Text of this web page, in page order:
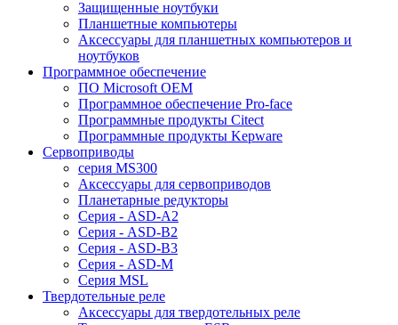
Защищенные ноутбуки
Планшетные компьютеры
Аксессуары для планшетных компьютеров и
ноутбуков
Программное обеспечение
ПО Microsoft OEM
Программное обеспечение Pro-face
Программные продукты Citect
Программные продукты Kepware
Сервоприводы
серия MS300
Аксессуары для сервоприводов
Планетарные редукторы
Серия - ASD-A2
Серия - ASD-B2
Серия - ASD-B3
Серия - ASD-M
Серия MSL
Твердотельные реле
Аксессуары для твердотельных реле